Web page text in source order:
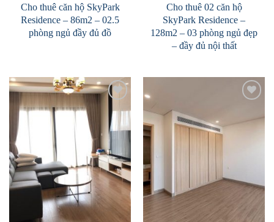
Cho thuê căn hộ SkyPark
Residence – 86m2 – 02.5
phòng ngủ đầy đủ đồ
Cho thuê 02 căn hộ
SkyPark Residence –
128m2 – 03 phòng ngủ đẹp
– đầy đủ nội thất
Add to
Wishlist